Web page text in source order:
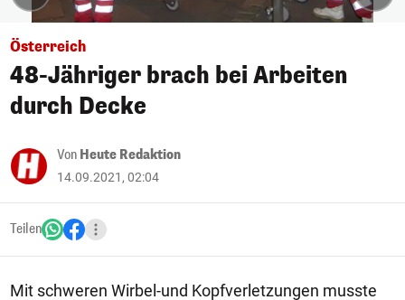
Österreich
48-Jähriger brach bei Arbeiten
durch Decke
Von Heute Redaktion
14.09.2021, 02:04
Teilen
Mit schweren Wirbel-und Kopfverletzungen musste